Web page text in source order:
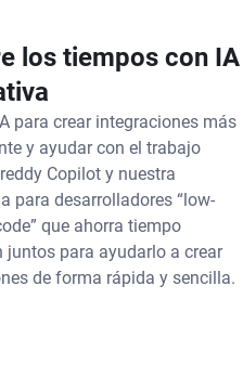
los tiempos con IA
para crear integraciones más
y ayudar con el trabajo
Copilot y nuestra
para desarrolladores “low-
que ahorra tiempo
juntos para ayudarlo a crear
de forma rápida y sencilla.